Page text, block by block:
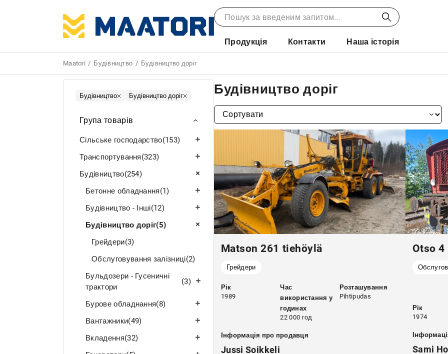
Продукція Контакти Наша історія
Maatori Будівництво Будівництво доріг
Будівництво Будівництво доріг
Група товарів
Сільське господарство(153)
Транспортування(323)
Будівництво(254)
Бетонне обладнання(1)
Будівництво - Інші(12)
Будівництво доріг(5)
Грейдери(3)
Обслуговування залізниці(2)
Бульдозери - Гусеничні
трактори
(3)
Бурове обладнання(8)
Вантажники(49)
Вкладення(32)
Будівництво доріг
Matson 261 tiehöylä
Грейдери
Рік
1989
Час
використання у
годинах
22 000 год
Розташування
Pihtipudas
Інформація про продавця
Jussi Soikkeli
Otso
Рік
1974
Sami